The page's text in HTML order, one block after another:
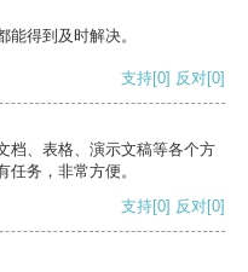
得到及时解决。
支持[0] 反对[0]
档、表格、演示文稿等各个方
务，非常方便。
支持[0] 反对[0]